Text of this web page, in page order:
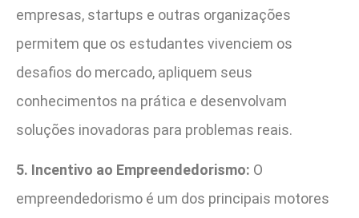
empresas, startups e outras organizações
permitem que os estudantes vivenciem os
desafios do mercado, apliquem seus
conhecimentos na prática e desenvolvam
soluções inovadoras para problemas reais.
5. Incentivo ao Empreendedorismo: O
empreendedorismo é um dos principais motores